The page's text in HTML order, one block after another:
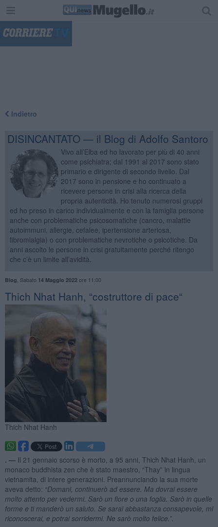
Indietro
DISINCANTATO — il Blog di Adolfo Santoro
Vivo all’Elba ed ho lavorato per più di 40 anni
come psichiatra; dal 1991 al 2017 sono stato
primario e dirigente di secondo livello. Dal
2017 sono in pensione e ho continuato a
ricevere persone in crisi alla ricerca della
propria autenticità. Ho tenuto numerosi gruppi
ed ho preso in carico individualmente e con la famiglia persone
anche con problematiche psicosomatiche (cancro, malattie
autoimmuni, allergie, cefalee, ipertensione arteriosa,
fibromialgia) o con problematiche nevrotiche o psicotiche. Da
anni ascolto le persone in crisi gratuitamente perché ritengo
che c’è un limite all’avidità.
Blog Sabato 14 Maggio 2022ore 11:00
​Thich Nhat Hanh, “costruttore di pace“
Thich Nhat Hanh
. — Il 21 gennaio scorso è morto, a 95 anni, Thich Nhat Hanh, un
monaco buddhista zen che è stato maestro, “Thay” in lingua
vietnamita, di intere generazioni. Preannunciando la sua morte
aveva detto: “Domani, continuerò ad essere. Ma dovrai essere
molto attento per vedermi. Sarò un fiore o una foglia. Sarò in quelle
forme e ti manderò un saluto. Se sarai abbastanza consapevole, mi
riconoscerai, e potrai sorridermi. Ne sarò molto felice .”.